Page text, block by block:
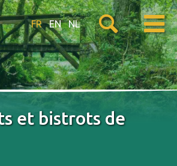
FR EN NL
et bistrots de